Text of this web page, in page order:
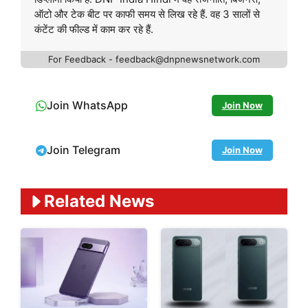
ऑटो और टेक बीट पर काफी समय से लिख रहे हैं. वह 3 सालों से
कंटेंट की फील्ड में काम कर रहे हैं.
For Feedback - feedback@dnpnewsnetwork.com
Join WhatsApp Join Now
Join Telegram Join Now
Related News